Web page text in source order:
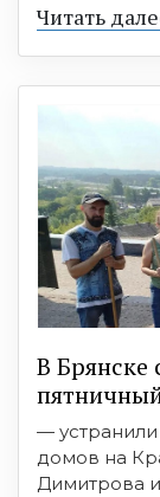
Читать
В Брянске
—
домов на
Димитрова и